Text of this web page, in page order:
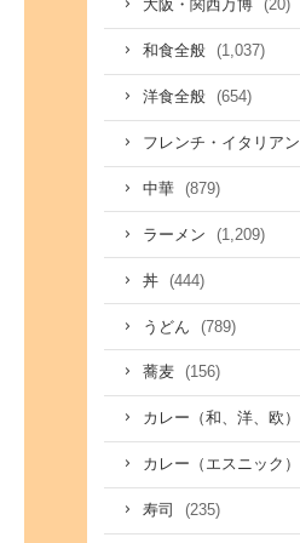
大阪・関西万博 (20)
和食全般 (1,037)
洋食全般 (654)
フレンチ・イタリアン
中華 (879)
ラーメン (1,209)
丼 (444)
うどん (789)
蕎麦 (156)
カレー（和、洋、欧）
カレー（エスニック）
寿司 (235)